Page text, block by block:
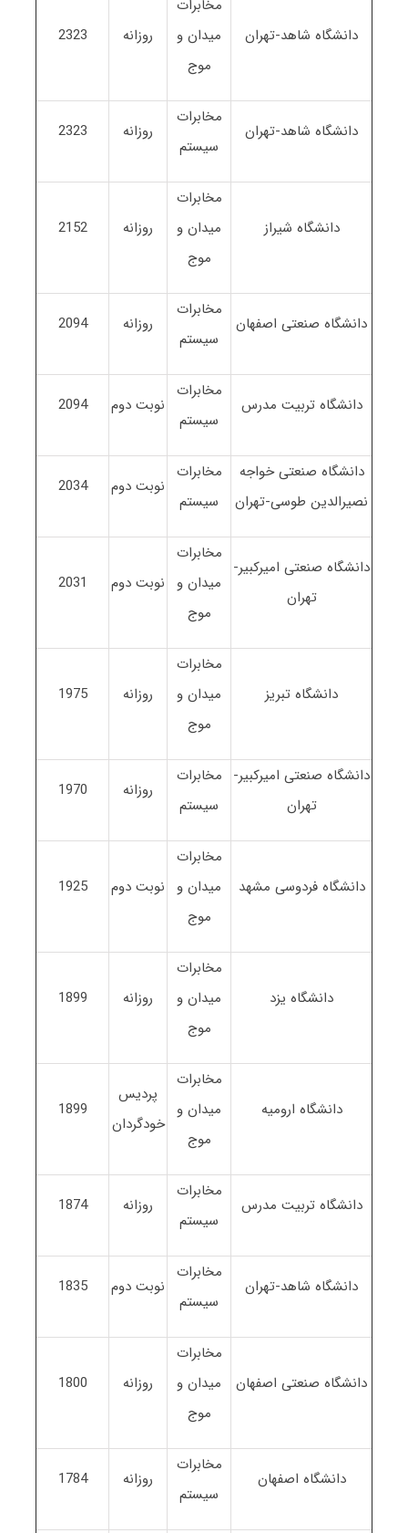
دانشگاه شاهد-تهران
مخابرات
میدان و
موج
روزانه 2323
دانشگاه شاهد-تهران
مخابرات
سیستم
روزانه 2323
دانشگاه شیراز
مخابرات
میدان و
موج
روزانه 2152
دانشگاه صنعتی اصفهان
مخابرات
سیستم
روزانه 2094
دانشگاه تربیت مدرس
مخابرات
سیستم
نوبت دوم 2094
دانشگاه صنعتی خواجه
نصیرالدین طوسی-تهران
مخابرات
سیستم
نوبت دوم 2034
دانشگاه صنعتی امیرکبیر-
تهران
مخابرات
میدان و
موج
نوبت دوم 2031
دانشگاه تبریز
مخابرات
میدان و
موج
روزانه 1975
دانشگاه صنعتی امیرکبیر-
تهران
مخابرات
سیستم
روزانه 1970
دانشگاه فردوسی مشهد
مخابرات
میدان و
موج
نوبت دوم 1925
دانشگاه یزد
مخابرات
میدان و
موج
روزانه 1899
دانشگاه ارومیه
مخابرات
میدان و
موج
پردیس
خودگردان
1899
دانشگاه تربیت مدرس
مخابرات
سیستم
روزانه 1874
دانشگاه شاهد-تهران
مخابرات
سیستم
نوبت دوم 1835
دانشگاه صنعتی اصفهان
مخابرات
میدان و
موج
روزانه 1800
دانشگاه اصفهان
مخابرات
سیستم
روزانه 1784